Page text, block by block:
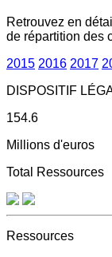
Retrouvez en
de répartition des
2015 2016 2017
DISPOSITIF
154.6
Millions d'euros
Total Ressources
Ressources